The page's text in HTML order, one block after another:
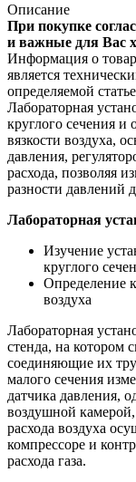
Описание
При покупке
и важные для Вас
Информация о
является
определяемой
Лабораторная
круглого сечения и
вязкости воздуха,
давления,
расхода, позволяя
разности давлений
Лабораторная
Изучение
круглого
Определение
воздуха
Лабораторная
стенда, на котором
соединяющие их
малого сечения
датчика давления,
воздушной
расхода воздуха
компрессоре и
расхода газа.